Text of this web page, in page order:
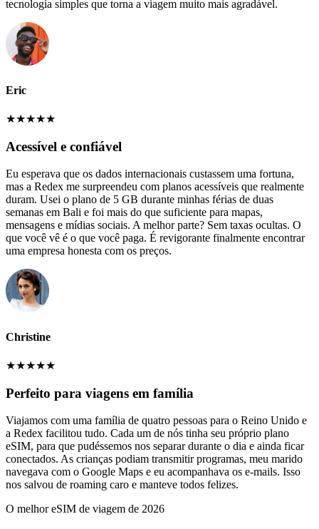
tecnologia simples que torna a viagem muito mais agradável.
Eric
★★★★★
Acessível e confiável
Eu esperava que os dados internacionais custassem uma fortuna,
mas a Redex me surpreendeu com planos acessíveis que realmente
duram. Usei o plano de 5 GB durante minhas férias de duas
semanas em Bali e foi mais do que suficiente para mapas,
mensagens e mídias sociais. A melhor parte? Sem taxas ocultas. O
que você vê é o que você paga. É revigorante finalmente encontrar
uma empresa honesta com os preços.
Christine
★★★★★
Perfeito para viagens em família
Viajamos com uma família de quatro pessoas para o Reino Unido e
a Redex facilitou tudo. Cada um de nós tinha seu próprio plano
eSIM, para que pudéssemos nos separar durante o dia e ainda ficar
conectados. As crianças podiam transmitir programas, meu marido
navegava com o Google Maps e eu acompanhava os e-mails. Isso
nos salvou de roaming caro e manteve todos felizes.
O melhor eSIM de viagem de 2026